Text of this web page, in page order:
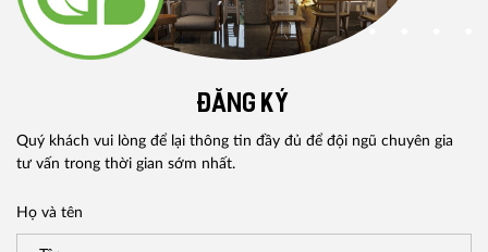
ĐĂNG KÝ
Quý khách vui lòng để lại thông tin đầy đủ để đội ngũ chuyên gia
tư vấn trong thời gian sớm nhất.
Họ và tên